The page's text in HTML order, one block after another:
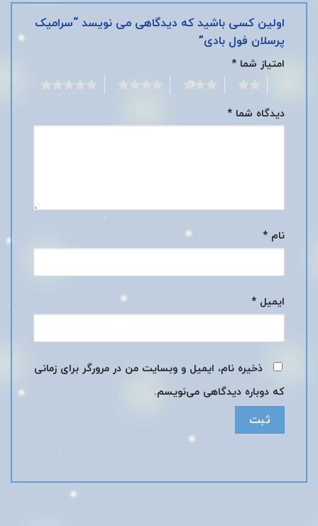
اولین کسی باشید که دیدگاهی می نویسد “سرامیک
پرسلان فول بادی”
امتیاز شما *
دیدگاه شما *
نام *
ایمیل *
ذخیره نام، ایمیل و وبسایت من در مرورگر برای زمانی
که دوباره دیدگاهی می‌نویسم.